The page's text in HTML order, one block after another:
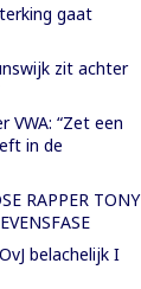
gaat
zit achter
VWA: “Zet een
in de
RAPPER TONY
belachelijk I